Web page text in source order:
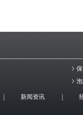
新闻资讯